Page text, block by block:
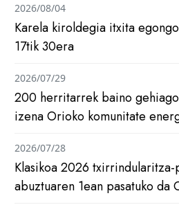
Karela kiroldegia itxita
17tik 30era
2026/08/04
200 herritarrek baino
izena Orioko komunitate
2026/07/29
Klasikoa 2026
abuztuaren 1ean pasatuko da
2026/07/28